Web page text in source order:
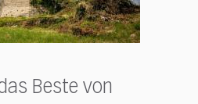
Beste von